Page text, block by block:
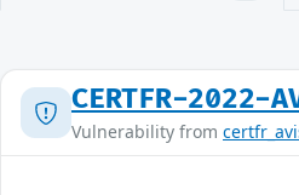
CERTFR-2022-
Vulnerability from